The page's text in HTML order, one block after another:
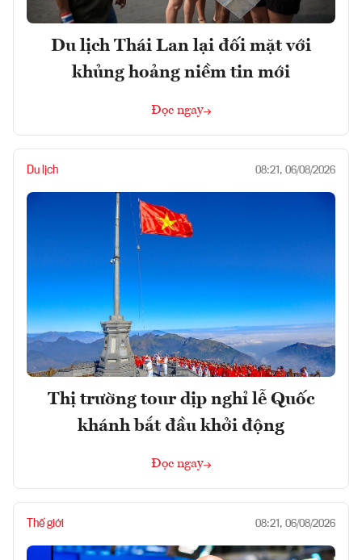
Du lịch Thái Lan lại đối mặt với
khủng hoảng niềm tin mới
Đọc ngay
Du lịch 08:21, 06/08/2026
Thị trường tour dịp nghỉ lễ Quốc
khánh bắt đầu khởi động
Đọc ngay
Thế giới 08:21, 06/08/2026